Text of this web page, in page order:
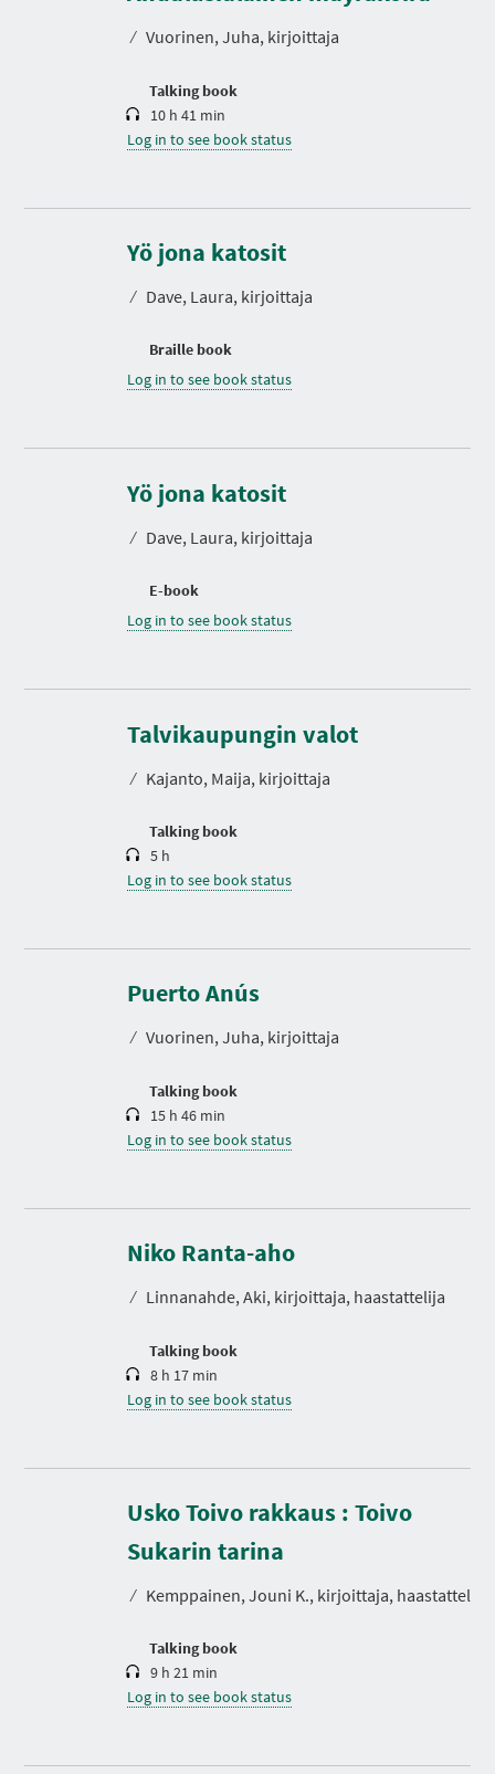
⁄ Vuorinen, Juha, kirjoittaja
Talking book
a
i
10 h 41 min
Log in to see book status
Yö jona katosit
⁄ Dave, Laura, kirjoittaja
Braille book
Log in to see book status
Yö jona katosit
⁄ Dave, Laura, kirjoittaja
E-book
Log in to see book status
Talvikaupungin valot
⁄ Kajanto, Maija, kirjoittaja
Talking book
D
r
a
i
5 h
Log in to see book status
Puerto Anús
⁄ Vuorinen, Juha, kirjoittaja
Talking book
D
r
a
i
15 h 46 min
Log in to see book status
Niko Ranta-aho
⁄ Linnanahde, Aki, kirjoittaja, haastattelija
Talking book
D
r
a
i
8 h 17 min
Log in to see book status
Usko Toivo rakkaus : Toivo
Sukarin tarina
⁄ Kemppainen, Jouni K., kirjoittaja, haastattelija
Talking book
D
u
r
a
i
9 h 21 min
Log in to see book status
D